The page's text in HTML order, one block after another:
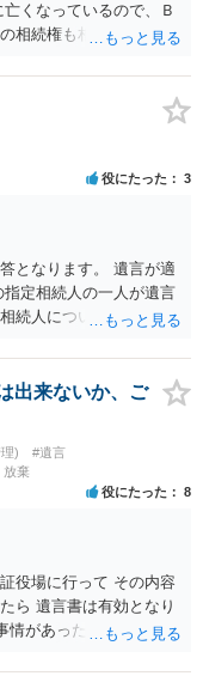
くなっているので、Ｂ
相続権も相続すること
は常にＢの相続人とな
役にたった 3
となります。 遺言が適
定相続人の一人が遺言
続人について遺言が記
遺言通りに遺言者の財
くなっている指定相続人
、遺言者の意思が確認
基づいて法定相続分を
になります。 この際、
人、亡くなった指定相
出来ないか、ご
)
#遺言
放棄
役にたった 8
役場に行って その内容
ら 遺言書は有効となり
情があったことが証明で